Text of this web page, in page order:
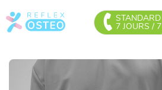
STANDARD
7 JOURS / 7